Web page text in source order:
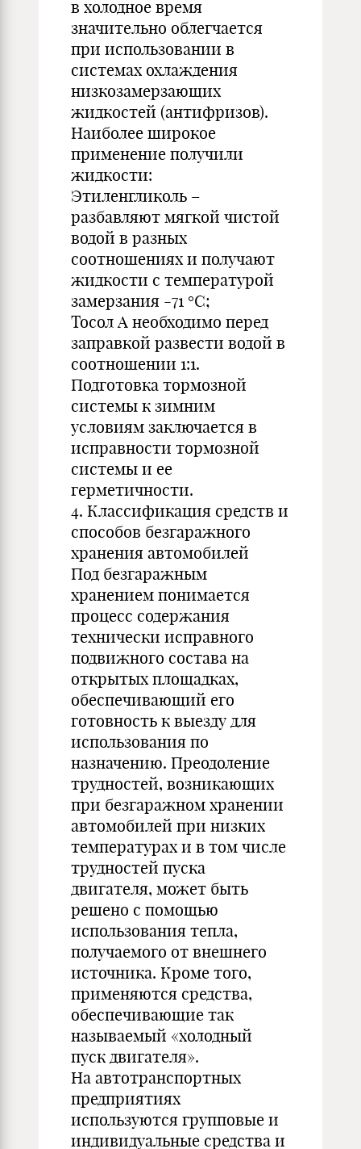
в холодное время
значительно облегчается
при использовании в
системах охлаждения
низкозамерзающих
жидкостей (антифризов).
Наиболее широкое
применение получили
жидкости:
Этиленгликоль –
разбавляют мягкой чистой
водой в разных
соотношениях и получают
жидкости с температурой
замерзания -71 °С;
Тосол А необходимо перед
заправкой развести водой в
соотношении 1:1.
Подготовка тормозной
системы к зимним
условиям заключается в
исправности тормозной
системы и ее
герметичности.
4. Классификация средств и
способов безгаражного
хранения автомобилей
Под безгаражным
хранением понимается
процесс содержания
технически исправного
подвижного состава на
открытых площадках,
обеспечивающий его
готовность к выезду для
использования по
назначению. Преодоление
трудностей, возникающих
при безгаражном хранении
автомобилей при низких
температурах и в том числе
трудностей пуска
двигателя, может быть
решено с помощью
использования тепла,
получаемого от внешнего
источника. Кроме того,
применяются средства,
обеспечивающие так
называемый «холодный
пуск двигателя».
На автотранспортных
предприятиях
используются групповые и
индивидуальные средства и